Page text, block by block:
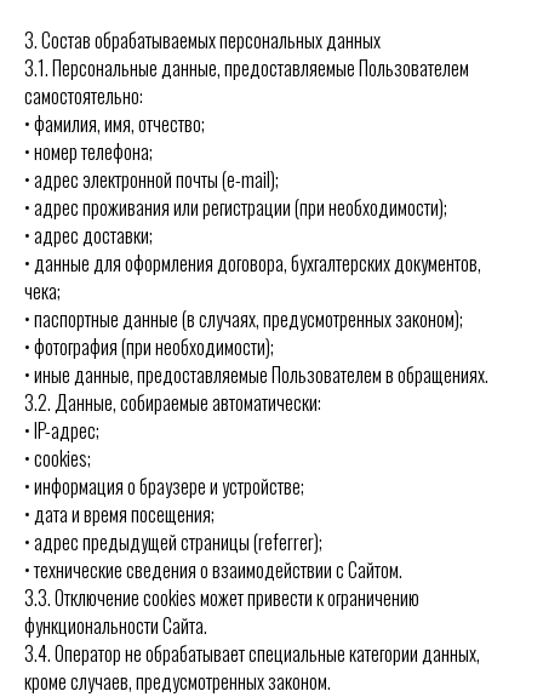
3. Состав обрабатываемых персональных данных
3.1. Персональные данные, предоставляемые Пользователем
самостоятельно:
• фамилия, имя, отчество;
• номер телефона;
• адрес электронной почты (e-mail);
• адрес проживания или регистрации (при необходимости);
• адрес доставки;
• данные для оформления договора, бухгалтерских документов,
чека;
• паспортные данные (в случаях, предусмотренных законом);
• фотография (при необходимости);
• иные данные, предоставляемые Пользователем в обращениях.
3.2. Данные, собираемые автоматически:
• IP-адрес;
• cookies;
• информация о браузере и устройстве;
• дата и время посещения;
• адрес предыдущей страницы (referrer);
• технические сведения о взаимодействии с Сайтом.
3.3. Отключение cookies может привести к ограничению
функциональности Сайта.
3.4. Оператор не обрабатывает специальные категории данных,
кроме случаев, предусмотренных законом.